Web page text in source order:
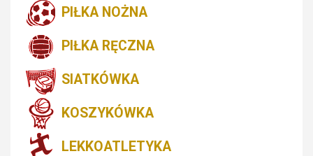
PIŁKA NOŻNA
PIŁKA RĘCZNA
SIATKÓWKA
KOSZYKÓWKA
LEKKOATLETYKA